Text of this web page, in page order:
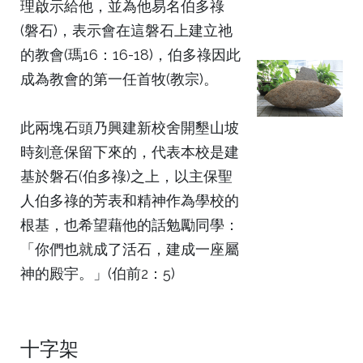
理啟示給他，並為他易名伯多祿
(磐石)，表示會在這磐石上建立祂
的教會(瑪16：16-18)，伯多祿因此
成為教會的第一任首牧(教宗)。
此兩塊石頭乃興建新校舍開墾山坡
時刻意保留下來的，代表本校是建
基於磐石(伯多祿)之上，以主保聖
人伯多祿的芳表和精神作為學校的
根基，也希望藉他的話勉勵同學：
「你們也就成了活石，建成一座屬
神的殿宇。」(伯前2：5)
十字架